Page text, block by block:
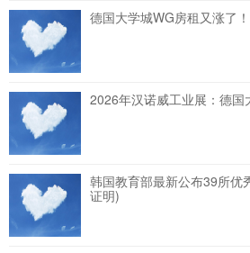
德国大学城WG房租又涨了
2026年汉诺威工业展：德国
韩国教育部最新公布39所优
证明)